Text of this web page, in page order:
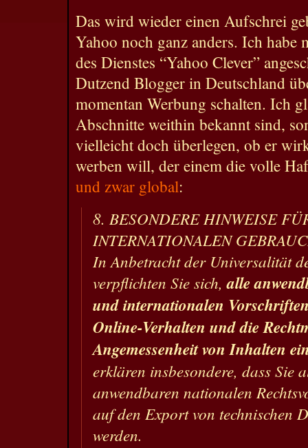
Das wird wieder einen Aufschrei
Yahoo noch ganz anders. Ich habe
des Dienstes “Yahoo Clever”
Dutzend Blogger in Deutschland
momentan Werbung schalten. Ich
Abschnitte weithin bekannt sind,
vielleicht doch überlegen, ob er
werben will, der einem die volle
und zwar global:
8. BESONDERE HINWEISE
INTERNATIONALEN
In Anbetracht der Universalität
verpflichten Sie sich,alle
und internationalen
Online-Verhalten und die
Angemessenheit von Inhalten
erklären insbesondere, dass Sie
anwendbaren nationalen
auf den Export von technischen
werden.